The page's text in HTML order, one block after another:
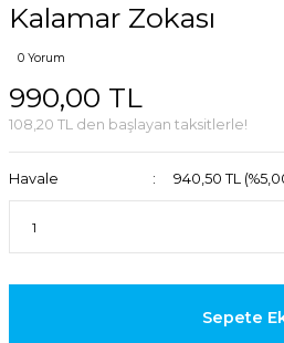
Kalamar Zokası
0 Yorum
990,00 TL
108,20 TL den başlayan taksitlerle!
Havale 940,50 TL
Sepete